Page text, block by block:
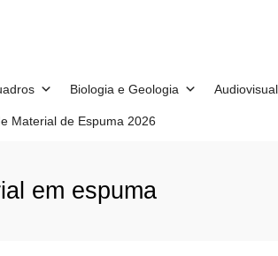
Biologia e Geologia
Material de Espuma 2026
em espuma